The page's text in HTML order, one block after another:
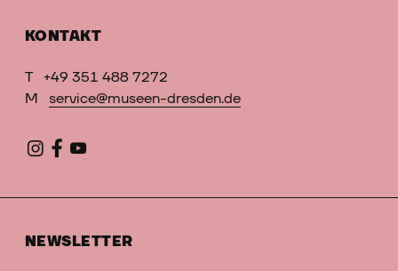
KONTAKT
T
+49 351 488 7272
M
service@museen-dresden.de
NEWSLETTER